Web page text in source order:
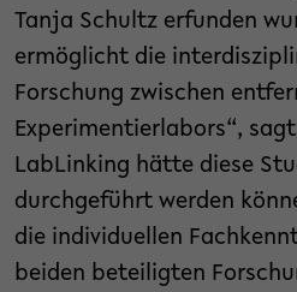
Tanja Schultz erfunden
ermöglicht die
Forschung zwischen
Experimentierlabors“,
LabLinking hätte diese
durchgeführt werden
die individuellen
beiden beteiligten